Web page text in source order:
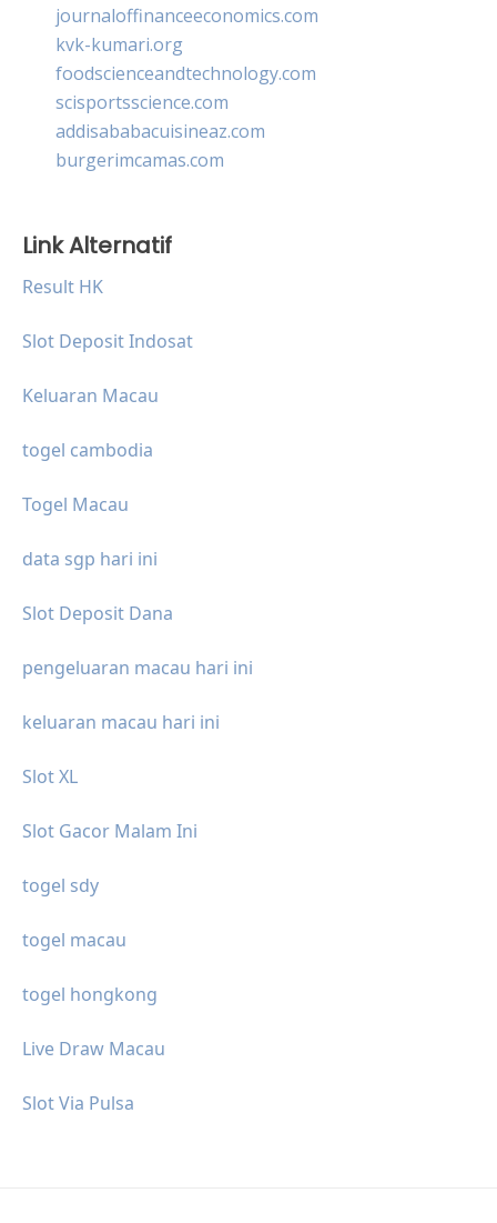
journaloffinanceeconomics.com
kvk-kumari.org
foodscienceandtechnology.com
scisportsscience.com
addisababacuisineaz.com
burgerimcamas.com
Link Alternatif
Result HK
Slot Deposit Indosat
Keluaran Macau
togel cambodia
Togel Macau
data sgp hari ini
Slot Deposit Dana
pengeluaran macau hari ini
keluaran macau hari ini
Slot XL
Slot Gacor Malam Ini
togel sdy
togel macau
togel hongkong
Live Draw Macau
Slot Via Pulsa